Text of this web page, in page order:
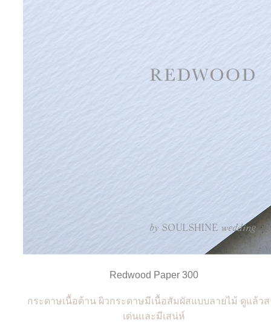
Redwood Paper 300
กระดาษเนื้อด้าน ผิวกระดาษมีเนื้อสัมผัสแบบลายไม้ ดูแล้วส
เด่นและมีเสน่ห์